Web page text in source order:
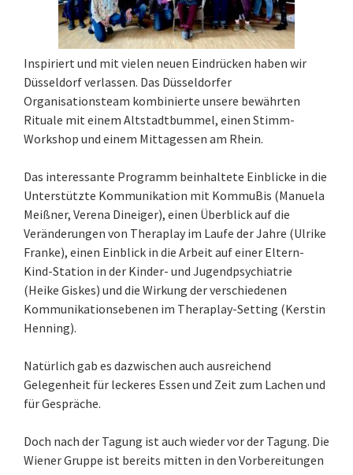
Inspiriert und mit vielen neuen Eindrücken haben wir
Düsseldorf verlassen. Das Düsseldorfer
Organisationsteam kombinierte unsere bewährten
Rituale mit einem Altstadtbummel, einen Stimm-
Workshop und einem Mittagessen am Rhein.
Das interessante Programm beinhaltete Einblicke in die
Unterstützte Kommunikation mit KommuBis (Manuela
Meißner, Verena Dineiger), einen Überblick auf die
Veränderungen von Theraplay im Laufe der Jahre (Ulrike
Franke), einen Einblick in die Arbeit auf einer Eltern-
Kind-Station in der Kinder- und Jugendpsychiatrie
(Heike Giskes) und die Wirkung der verschiedenen
Kommunikationsebenen im Theraplay-Setting (Kerstin
Henning).
Natürlich gab es dazwischen auch ausreichend
Gelegenheit für leckeres Essen und Zeit zum Lachen und
für Gespräche.
Doch nach der Tagung ist auch wieder vor der Tagung. Die
Wiener Gruppe ist bereits mitten in den Vorbereitungen